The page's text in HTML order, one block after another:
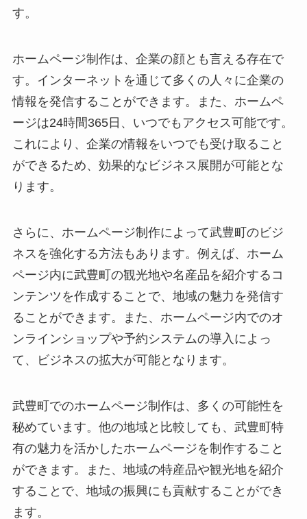
す。
ホームページ制作は、企業の顔とも言える存在で
す。インターネットを通じて多くの人々に企業の
情報を発信することができます。また、ホームペ
ージは24時間365日、いつでもアクセス可能です。
これにより、企業の情報をいつでも受け取ること
ができるため、効果的なビジネス展開が可能とな
ります。
さらに、ホームページ制作によって武豊町のビジ
ネスを強化する方法もあります。例えば、ホーム
ページ内に武豊町の観光地や名産品を紹介するコ
ンテンツを作成することで、地域の魅力を発信す
ることができます。また、ホームページ内でのオ
ンラインショップや予約システムの導入によっ
て、ビジネスの拡大が可能となります。
武豊町でのホームページ制作は、多くの可能性を
秘めています。他の地域と比較しても、武豊町特
有の魅力を活かしたホームページを制作すること
ができます。また、地域の特産品や観光地を紹介
することで、地域の振興にも貢献することができ
ます。